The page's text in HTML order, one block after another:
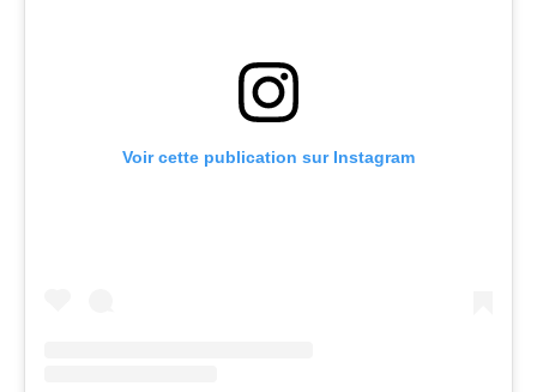
Voir cette publication sur Instagram